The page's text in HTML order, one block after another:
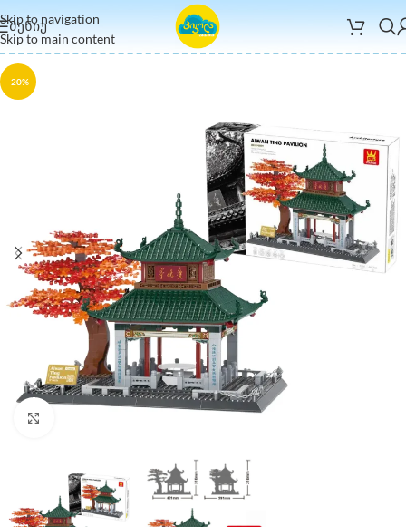
Skip to navigation
Skip to main content
ᲛᲔᲜᲘᲣ
-20%